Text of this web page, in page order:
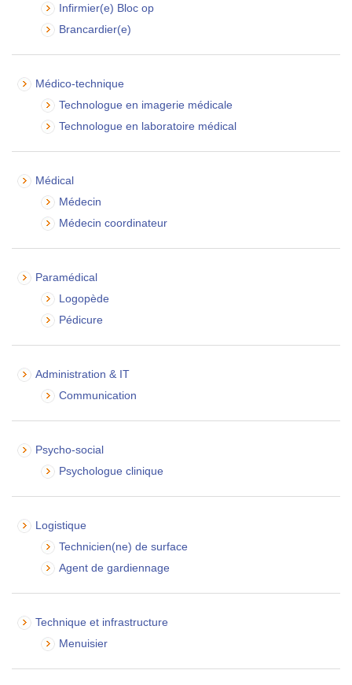
Infirmier(e) Bloc op
Brancardier(e)
Médico-technique
Technologue en imagerie médicale
Technologue en laboratoire médical
Médical
Médecin
Médecin coordinateur
Paramédical
Logopède
Pédicure
Administration & IT
Communication
Psycho-social
Psychologue clinique
Logistique
Technicien(ne) de surface
Agent de gardiennage
Technique et infrastructure
Menuisier